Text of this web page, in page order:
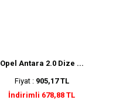
Opel Antara 2.0 Dize ...
Fiyat : 905,17 TL
İndirimli 678,88 TL